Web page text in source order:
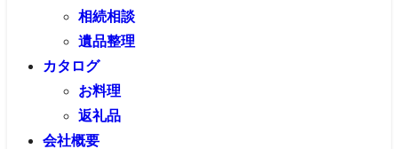
相続相談
遺品整理
カタログ
お料理
返礼品
会社概要